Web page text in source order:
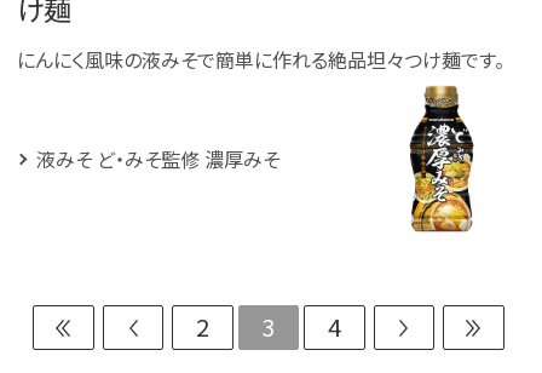
け麺
にんにく風味の液みそで簡単に作れる絶品坦々つけ麺です。
液みそ ど・みそ監修 濃厚みそ
2 3 4